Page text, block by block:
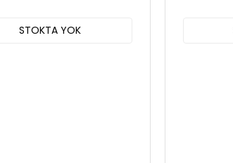
STOKTA YOK